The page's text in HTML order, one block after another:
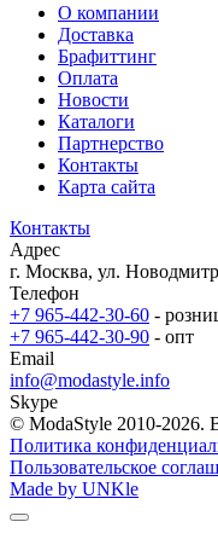
О компании
Доставка
Брафиттинг
Оплата
Новости
Каталоги
Партнерство
Контакты
Карта сайта
Контакты
Адрес
г. Москва, ул.
Телефон
+7 965-442-30-60 -
+7 965-442-30-90 - опт
Email
info@modastyle.info
Skype
© ModaStyle 2010-2026.
Политика
Пользовательское
Made by UNKle